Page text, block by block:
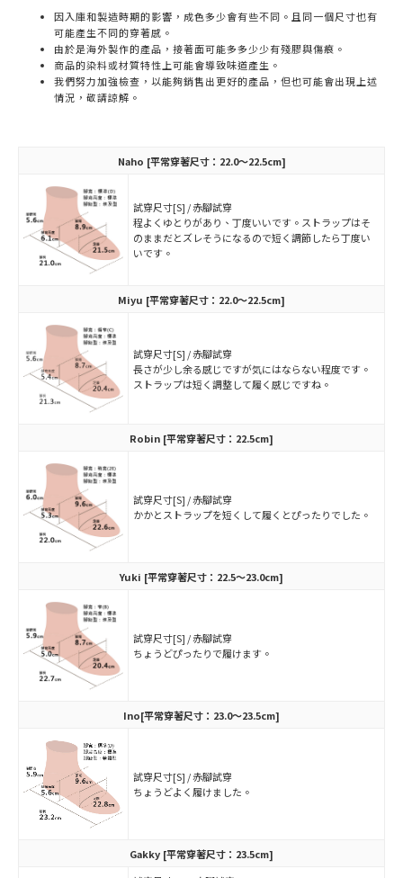
因入庫和製造時期的影響，成色多少會有些不同。且同一個尺寸也有
可能產生不同的穿著感。
由於是海外製作的產品，接著面可能多多少少有殘膠與傷痕。
商品的染料或材質特性上可能會導致味道產生。
我們努力加強檢查，以能夠銷售出更好的產品，但也可能會出現上述
情況，敬請諒解。
Naho [平常穿著尺寸：22.0～22.5cm]
試穿尺寸[S] / 赤腳試穿
程よくゆとりがあり、丁度いいです。ストラップはそ
のままだとズレそうになるので短く調節したら丁度い
いです。
Miyu [平常穿著尺寸：22.0～22.5cm]
試穿尺寸[S] / 赤腳試穿
長さが少し余る感じですが気にはならない程度です。
ストラップは短く調整して履く感じですね。
Robin [平常穿著尺寸：22.5cm]
試穿尺寸[S] / 赤腳試穿
かかとストラップを短くして履くとぴったりでした。
Yuki [平常穿著尺寸：22.5～23.0cm]
試穿尺寸[S] / 赤腳試穿
ちょうどぴったりで履けます。
Ino[平常穿著尺寸：23.0～23.5cm]
試穿尺寸[S] / 赤腳試穿
ちょうどよく履けました。
Gakky [平常穿著尺寸：23.5cm]